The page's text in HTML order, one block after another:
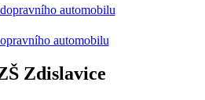
automobilu
Zdislavice